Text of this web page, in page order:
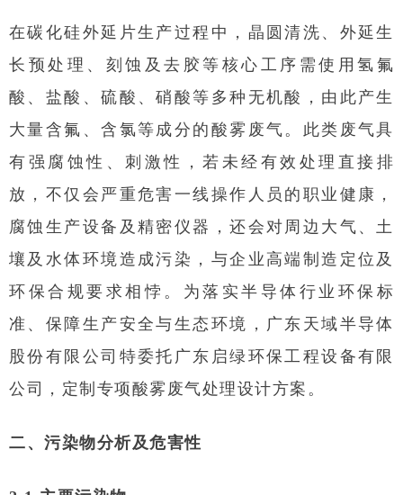
在碳化硅外延片生产过程中，晶圆清洗、外延生
长预处理、刻蚀及去胶等核心工序需使用氢氟
酸、盐酸、硫酸、硝酸等多种无机酸，由此产生
大量含氟、含氯等成分的酸雾废气。此类废气具
有强腐蚀性、刺激性，若未经有效处理直接排
放，不仅会严重危害一线操作人员的职业健康，
腐蚀生产设备及精密仪器，还会对周边大气、土
壤及水体环境造成污染，与企业高端制造定位及
环保合规要求相悖。为落实半导体行业环保标
准、保障生产安全与生态环境，广东天域半导体
股份有限公司特委托广东启绿环保工程设备有限
公司，定制专项酸雾废气处理设计方案。
二、污染物分析及危害性